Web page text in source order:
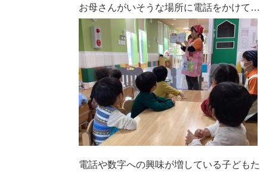
お母さんがいそうな場所に電話をかけて…
電話や数字への興味が増している子ども